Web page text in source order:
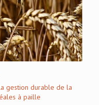
gestion durable de la
à paille